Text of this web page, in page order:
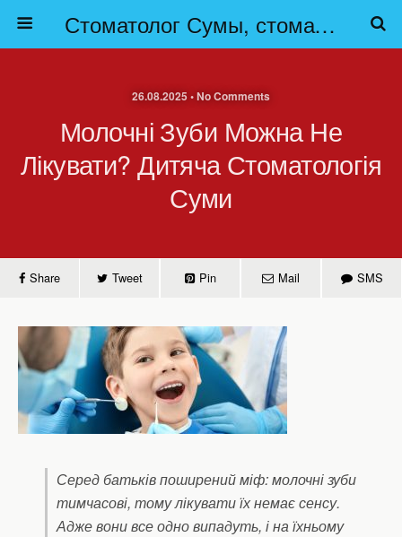
Стоматолог Сумы, стоматологические клиники Сумы, детская стоматология в Сумах. | Частная стоматология Сумы
26.08.2025 • No Comments
Молочні Зуби Можна Не
Лікувати? Дитяча Стоматологія
Суми
Share Tweet Pin Mail SMS
Серед батьків поширений міф: молочні зуби
тимчасові, тому лікувати їх немає сенсу.
Адже вони все одно випадуть, і на їхньому